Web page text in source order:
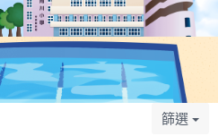
篩選